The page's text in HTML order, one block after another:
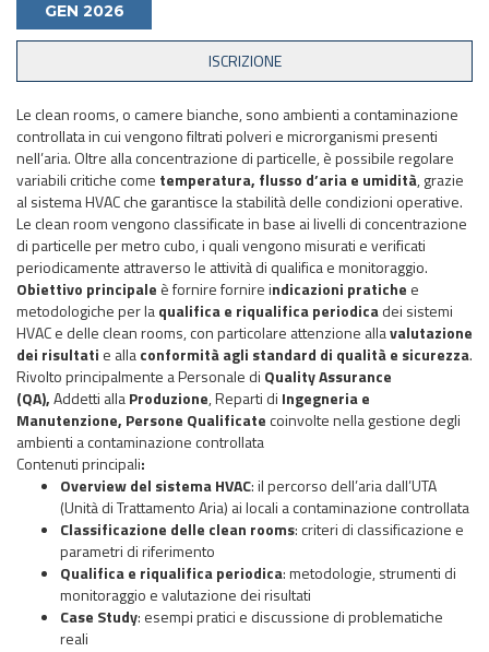
GEN 2026
Le clean rooms, o camere bianche, sono ambienti a contaminazione
controllata in cui vengono filtrati polveri e microrganismi presenti
nell’aria. Oltre alla concentrazione di particelle, è possibile regolare
variabili critiche come temperatura, flusso d’aria e umidità, grazie
al sistema HVAC che garantisce la stabilità delle condizioni operative.
Le clean room vengono classificate in base ai livelli di concentrazione
di particelle per metro cubo, i quali vengono misurati e verificati
periodicamente attraverso le attività di qualifica e monitoraggio.
Obiettivo principale è fornirefornire indicazioni pratiche e
metodologiche per laqualifica e riqualifica periodicadei sistemi
HVAC e delle clean rooms, con particolare attenzione allavalutazione
dei risultati e allaconformità agli standard di qualità e sicurezza.
Rivolto principalmente a Personale di Quality Assurance
(QA),Addetti allaProduzione, Reparti di Ingegneria e
Manutenzione, Persone Qualificatecoinvolte nella gestione degli
ambienti a contaminazione controllata
Contenuti principali:
Overview del sistema HVAC: il percorso dell’aria dall’UTA
(Unità di Trattamento Aria) ai locali a contaminazione controllata
Classificazione delle clean rooms: criteri di classificazione e
parametri di riferimento
Qualifica e riqualifica periodica: metodologie, strumenti di
monitoraggio e valutazione dei risultati
Case Study: esempi pratici e discussione di problematiche
reali